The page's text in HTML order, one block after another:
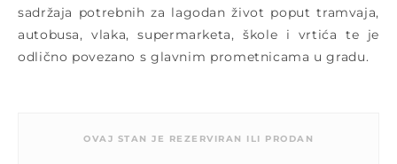
sadržaja potrebnih za lagodan život poput tramvaja,
autobusa, vlaka, supermarketa, škole i vrtića te je
odlično povezano s glavnim prometnicama u gradu.
OVAJ STAN JE REZERVIRAN ILI PRODAN